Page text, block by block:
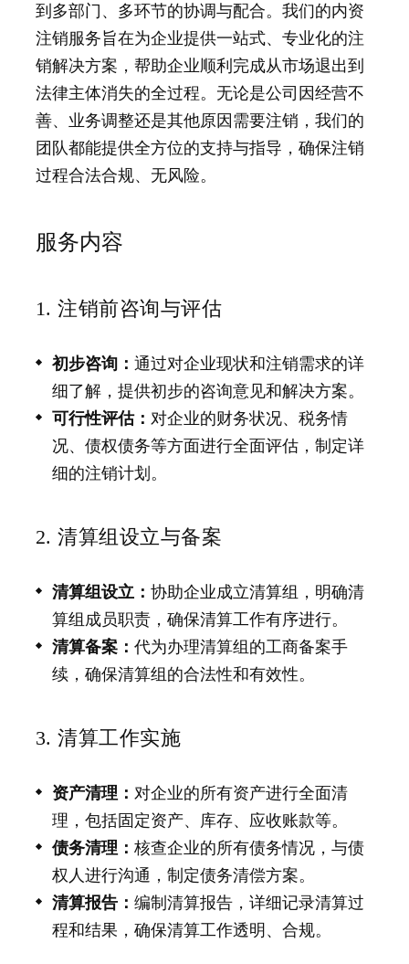
到多部门、多环节的协调与配合。我们的内资
注销服务旨在为企业提供一站式、专业化的注
销解决方案，帮助企业顺利完成从市场退出到
法律主体消失的全过程。无论是公司因经营不
善、业务调整还是其他原因需要注销，我们的
团队都能提供全方位的支持与指导，确保注销
过程合法合规、无风险。
服务内容
1. 注销前咨询与评估
初步咨询：通过对企业现状和注销需求的详
细了解，提供初步的咨询意见和解决方案。
可行性评估： 对企业的财务状况、税务情
况、债权债务等方面进行全面评估，制定详
细的注销计划。
2. 清算组设立与备案
清算组设立：协助企业成立清算组，明确清
算组成员职责，确保清算工作有序进行。
清算备案：代为办理清算组的工商备案手
续，确保清算组的合法性和有效性。
3. 清算工作实施
资产清理： 对企业的所有资产进行全面清
理，包括固定资产、库存、应收账款等。
债务清理：核查企业的所有债务情况，与债
权人进行沟通，制定债务清偿方案。
清算报告：编制清算报告，详细记录清算过
程和结果，确保清算工作透明、合规。